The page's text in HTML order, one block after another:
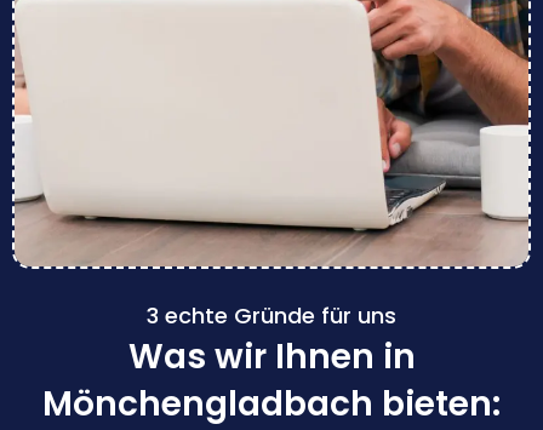
3 echte Gründe für uns
Was wir Ihnen in
Mönchengladbach bieten: